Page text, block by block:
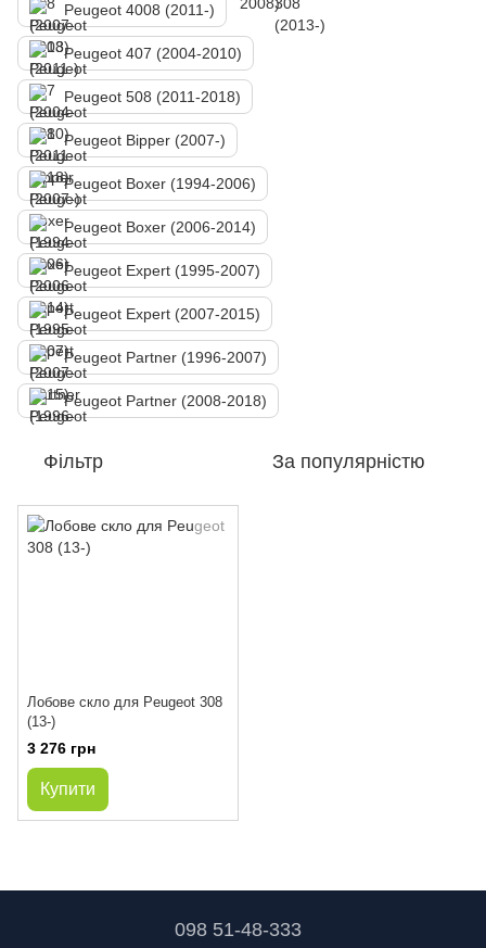
Peugeot 4008 (2011-)
Peugeot 407 (2004-2010)
Peugeot 508 (2011-2018)
Peugeot Bipper (2007-)
Peugeot Boxer (1994-2006)
Peugeot Boxer (2006-2014)
Peugeot Expert (1995-2007)
Peugeot Expert (2007-2015)
Peugeot Partner (1996-2007)
Peugeot Partner (2008-2018)
Фільтр За популярністю
Лобове скло для Peugeot 308
(13-)
3 276 грн
Купити
098 51-48-333